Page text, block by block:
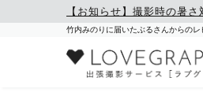
【お知らせ】撮影時の暑
竹内みのりに届いたぶるさんからの